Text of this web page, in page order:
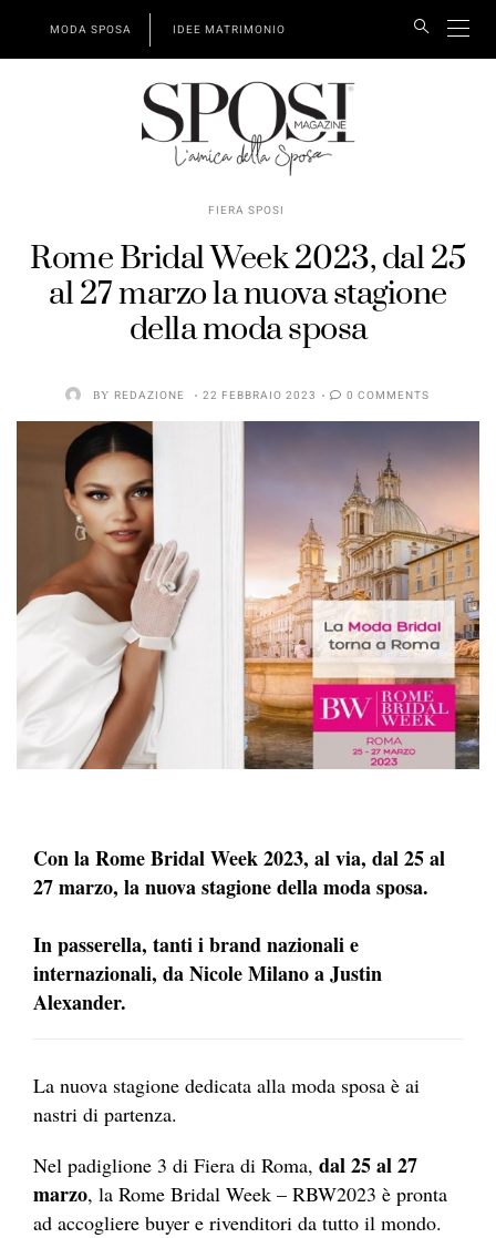
MODA SPOSA IDEE MATRIMONIO
FIERA SPOSI
Rome Bridal Week 2023, dal 25
al 27 marzo la nuova stagione
della moda sposa
BY REDAZIONE 22 FEBBRAIO 2023 0 COMMENTS
Con la Rome Bridal Week 2023, al via, dal 25 al
27 marzo, la nuova stagione della moda sposa.
In passerella, tanti i brand nazionali e
internazionali, da Nicole Milano a Justin
Alexander.
La nuova stagione dedicata alla moda sposa è ai
nastri di partenza.
Nel padiglione 3 di Fiera di Roma, dal 25 al 27
marzo, la Rome Bridal Week – RBW2023 è pronta
ad accogliere buyer e rivenditori da tutto il mondo.